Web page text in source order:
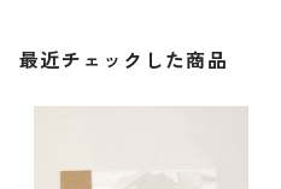
最近チェックした商品